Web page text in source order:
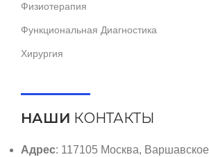
Физиотерапия
Функциональная Диагностика
Хирургия
НАШИ КОНТАКТЫ
Адрес: 117105 Москва,